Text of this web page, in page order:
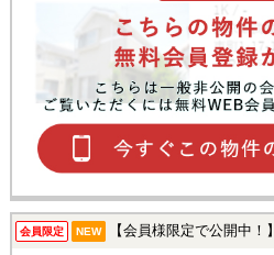
会員限定 NEW 【会員様限定で公開中！】